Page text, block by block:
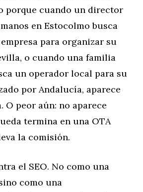
porque cuando un director
en Estocolmo busca
para organizar su
o cuando una familia
un operador local para su
por Andalucía, aparece
O peor aún: no aparece
termina en una OTA
la comisión.
el SEO. No como una
como una